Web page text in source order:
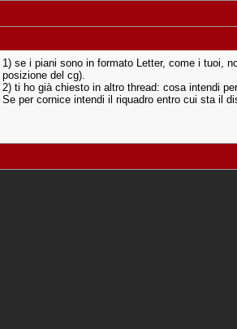
1) se i piani sono in formato Letter, come i tuoi,
posizione del cg).
2) ti ho già chiesto in altro thread: cosa intendi
Se per cornice intendi il riquadro entro cui sta il